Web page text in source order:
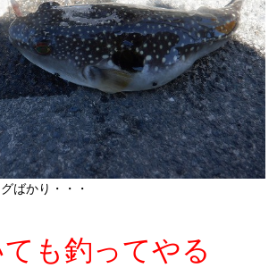
ばかり・・・
も釣ってやる